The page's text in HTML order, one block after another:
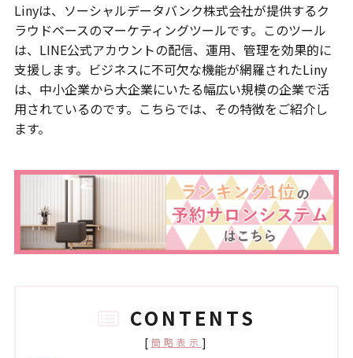
Linyは、ソーシャルデータバンク株式会社が提供するク
ラウドベースのマーケティングツールです。このツール
は、LINE公式アカウントの配信、運用、管理を効果的に
支援します。ビジネスに不可欠な機能が網羅されたLiny
は、中小企業から大企業にいたる幅広い規模の企業で活
用されているのです。こちらでは、その特徴をご紹介し
ます。
CONTENTS
[ 簡略表示 ]